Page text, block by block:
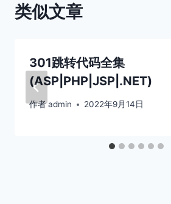
类似文章
301跳转代码全集
(ASP|PHP|JSP|.NET)
作者admin 2022年9月14日